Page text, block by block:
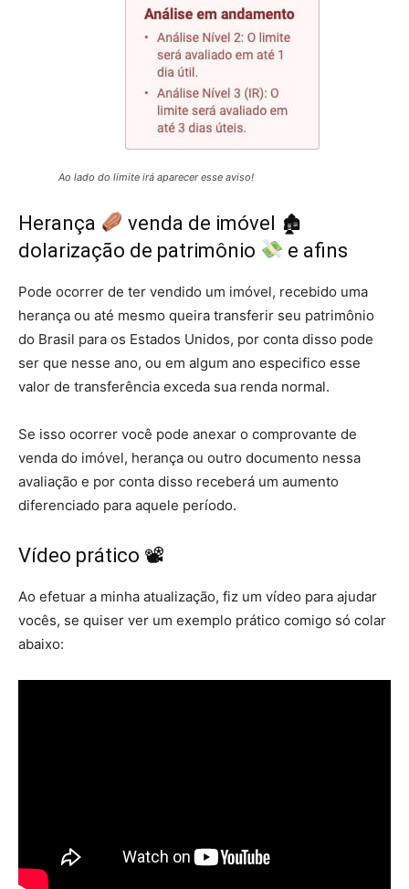
Ao lado do limite irá aparecer esse aviso!
Herança
venda de imóvel 🏚
dolarização de patrimônio
e afins
Pode ocorrer de ter vendido um imóvel, recebido uma
herança ou até mesmo queira transferir seu patrimônio
do Brasil para os Estados Unidos, por conta disso pode
ser que nesse ano, ou em algum ano especifico esse
valor de transferência exceda sua renda normal.
Se isso ocorrer você pode anexar o comprovante de
venda do imóvel, herança ou outro documento nessa
avaliação e por conta disso receberá um aumento
diferenciado para aquele período.
Vídeo prático 📽
Ao efetuar a minha atualização, fiz um vídeo para ajudar
vocês, se quiser ver um exemplo prático comigo só colar
abaixo: